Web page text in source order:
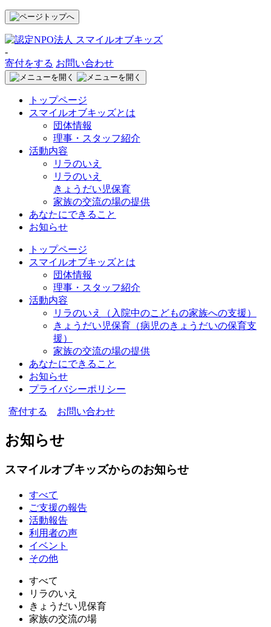
-
寄付をする お問い合わせ
トップページ
スマイルオブキッズとは
団体情報
理事・スタッフ紹介
活動内容
リラのいえ
リラのいえ
きょうだい児保育
家族の交流の場の提供
あなたにできること
お知らせ
トップページ
スマイルオブキッズとは
団体情報
理事・スタッフ紹介
活動内容
リラのいえ
（入院中のこどもの家族への支援）
きょうだい児保育 （病児のきょうだいの保育支
援）
家族の交流の場の提供
あなたにできること
お知らせ
プライバシーポリシー
寄付する お問い合わせ
お知らせ
スマイルオブキッズからのお知らせ
すべて
ご支援の報告
活動報告
利用者の声
イベント
その他
すべて
リラのいえ
きょうだい児保育
家族の交流の場